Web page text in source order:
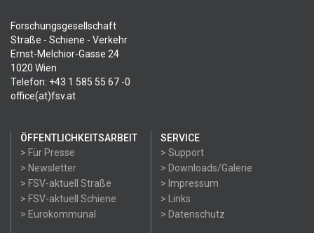
Forschungsgesellschaft
Straße - Schiene - Verkehr
Ernst-Melchior-Gasse 24
1020 Wien
Telefon: +43 1 585 55 67 -0
office(at)fsv.at
ÖFFENTLICHKEITSARBEIT
> Für Presse
> Newsletter
> FSV-aktuell Straße
> FSV-aktuell Schiene
> Eurokommunal
SERVICE
> Support
> Downloads/Galerie
> Impressum
> Links
> Datenschutz